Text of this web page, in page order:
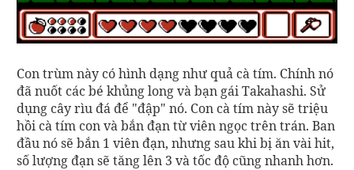
Con trùm này có hình dạng như quả cà tím. Chính nó
đã nuốt các bé khủng long và bạn gái Takahashi. Sử
dụng cây rìu đá để "đập" nó. Con cà tím này sẽ triệu
hồi cà tím con và bắn đạn từ viên ngọc trên trán. Ban
đầu nó sẽ bắn 1 viên đạn, nhưng sau khi bị ăn vài hit,
số lượng đạn sẽ tăng lên 3 và tốc độ cũng nhanh hơn.